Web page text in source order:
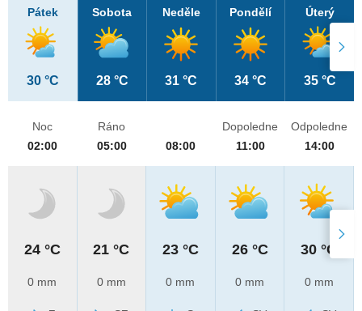
Pátek
30 °C
Sobota
28 °C
Neděle
31 °C
Pondělí
34 °C
Úterý
35 °C
Noc
02:00
24 °C
0 mm
Ráno
05:00
21 °C
0 mm
08:00
23 °C
0 mm
Dopoledne
11:00
26 °C
0 mm
Odpoledne
14:00
30 °C
0 mm